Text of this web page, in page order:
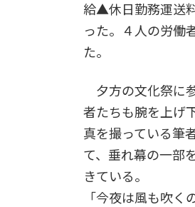
給▲休日勤務運送
った。４人の労働
た。
夕方の文化祭に
者たちも腕を上げ
真を撮っている筆
て、垂れ幕の一部
きている。
「今夜は風も吹